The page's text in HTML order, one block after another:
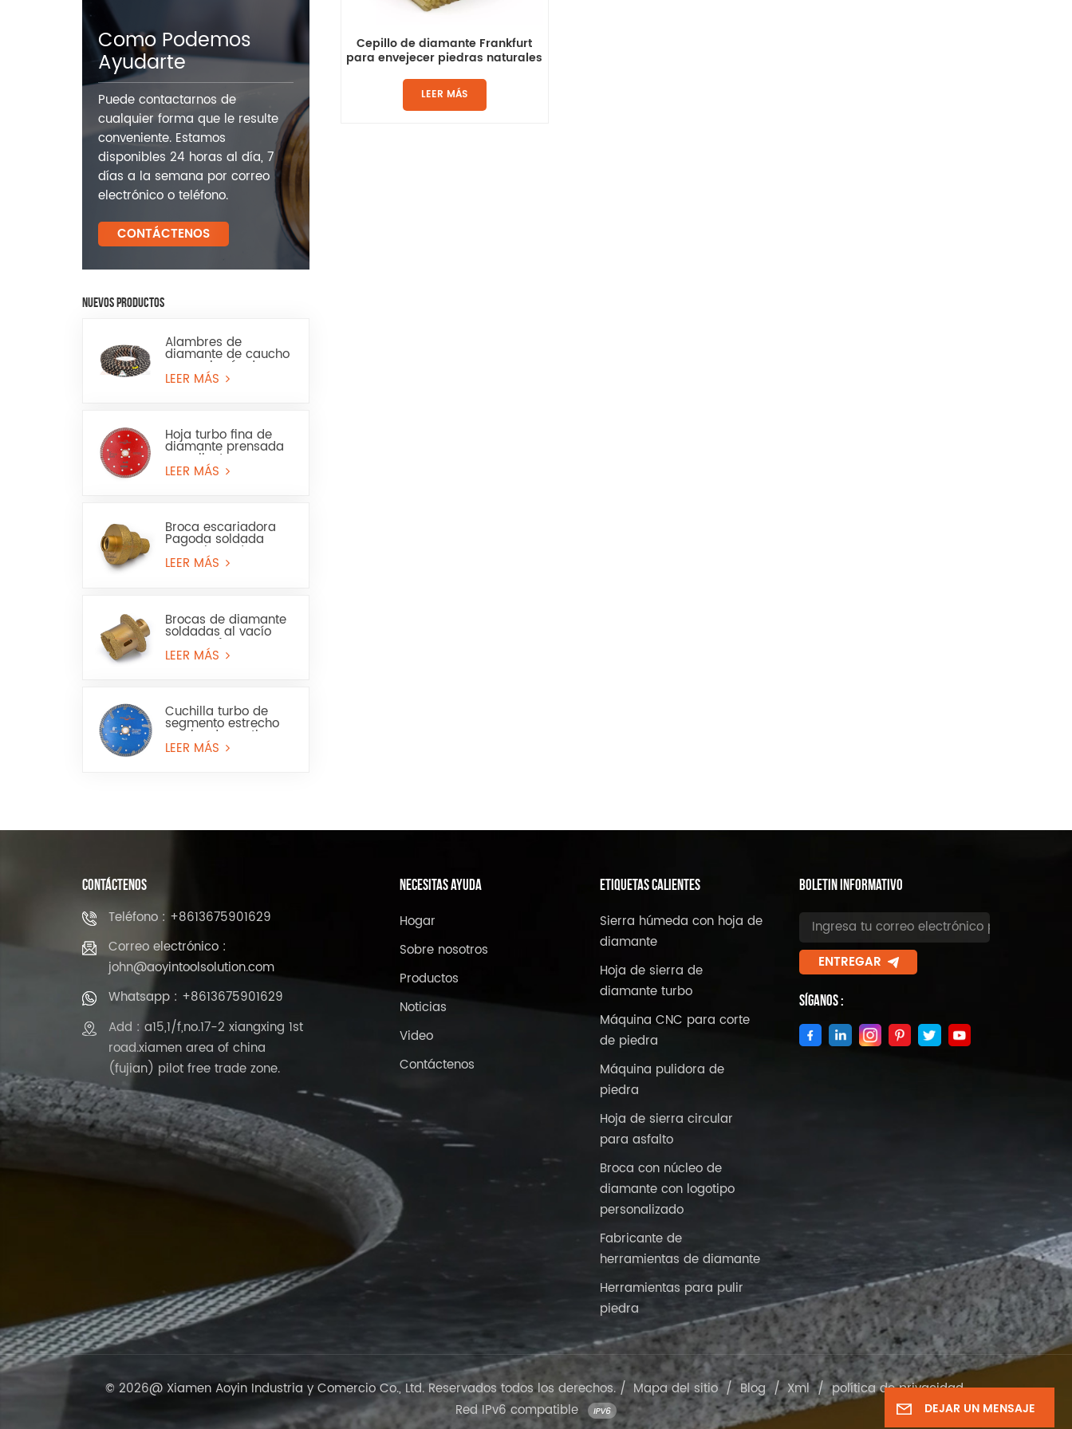
Como Podemos
Ayudarte
Puede contactarnos de
cualquier forma que le resulte
conveniente. Estamos
disponibles 24 horas al día, 7
días a la semana por correo
electrónico o teléfono.
CONTÁCTENOS
NUEVOS PRODUCTOS
Alambres de
diamante de caucho
para minería de
granito y arenisca
LEER MÁS
Hoja turbo fina de
diamante prensada
en caliente para
granito, mármol, uso
LEER MÁS
Broca escariadora
Pagoda soldada
para sierra de
corona para mármol
LEER MÁS
Brocas de diamante
soldadas al vacío
para perforar
baldosas de
LEER MÁS
Cuchilla turbo de
segmento estrecho
con borde continuo
para granito y piedra
LEER MÁS
Cepillo de diamante Frankfurt
para envejecer piedras naturales
LEER MÁS
CONTÁCTENOS
Teléfono : +8613675901629
Correo electrónico :
john@aoyintoolsolution.com
Whatsapp : +8613675901629
Add : a15,1/f,no.17-2 xiangxing 1st
road.xiamen area of china
(fujian) pilot free trade zone.
NECESITAS AYUDA
Hogar
Sobre nosotros
Productos
Noticias
Video
Contáctenos
ETIQUETAS CALIENTES
Sierra húmeda con hoja de
diamante
Hoja de sierra de
diamante turbo
Máquina CNC para corte
de piedra
Máquina pulidora de
piedra
Hoja de sierra circular
para asfalto
Broca con núcleo de
diamante con logotipo
personalizado
Fabricante de
herramientas de diamante
Herramientas para pulir
piedra
BOLETIN INFORMATIVO
ENTREGAR
Síganos :
© 2026@ Xiamen Aoyin Industria y Comercio Co., Ltd. Reservados todos los derechos. / Mapa del sitio/ Blog /Xml/ política de privacidad
Red IPv6 compatible
DEJAR UN MENSAJE